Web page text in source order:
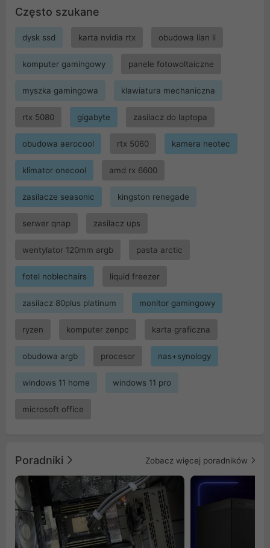
Często szukane
dysk ssd karta nvidia rtx obudowa lian li
komputer gamingowy panele fotowoltaiczne
myszka gamingowa klawiatura mechaniczna
rtx 5080 gigabyte zasilacz do laptopa
obudowa aerocool rtx 5060 kamera neotec
klimator onecool amd rx 6600
zasilacze seasonic kingston renegade
serwer qnap zasilacz ups
wentylator 120mm argb pasta arctic
fotel noblechairs liquid freezer
zasilacz 80plus platinum monitor gamingowy
ryzen komputer zenpc karta graficzna
obudowa argb procesor nas+synology
windows 11 home windows 11 pro
microsoft office
Poradniki Zobacz więcej poradników